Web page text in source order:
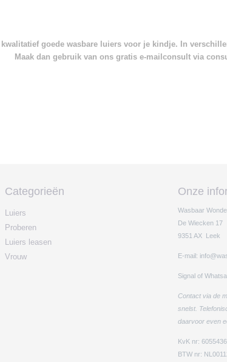
goede wasbare luiers voor je kindje. In
Maak dan gebruik van ons gratis e-mailconsult via
Categorieën
Luiers
Proberen
Luiers leasen
Vrouw
Onze
Wasbaar
De Wiecken 17
9351 AX Leek
E-mail:
Signal of
Contact via de
snelst.
daarvoor even
KvK nr:
BTW nr: